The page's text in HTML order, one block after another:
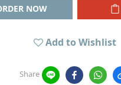
NOW
Add to Wishlist
Share